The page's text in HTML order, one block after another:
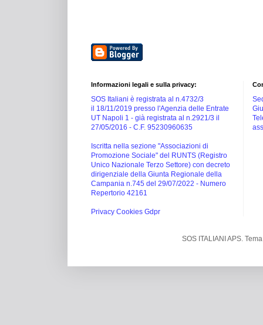
Informazioni legali e sulla privacy:
SOS Italiani è registrata al n.4732/3
il 18/11/2019 presso l'Agenzia delle Entrate
UT Napoli 1 - già registrata al n.2921/3 il
27/05/2016 - C.F. 95230960635
Iscritta nella sezione "Associazioni di
Promozione Sociale" del RUNTS (Registro
Unico Nazionale Terzo Settore) con decreto
dirigenziale della Giunta Regionale della
Campania n.745 del 29/07/2022 - Numero
Repertorio 42161
Privacy Cookies Gdpr
SOS ITALIANI APS.